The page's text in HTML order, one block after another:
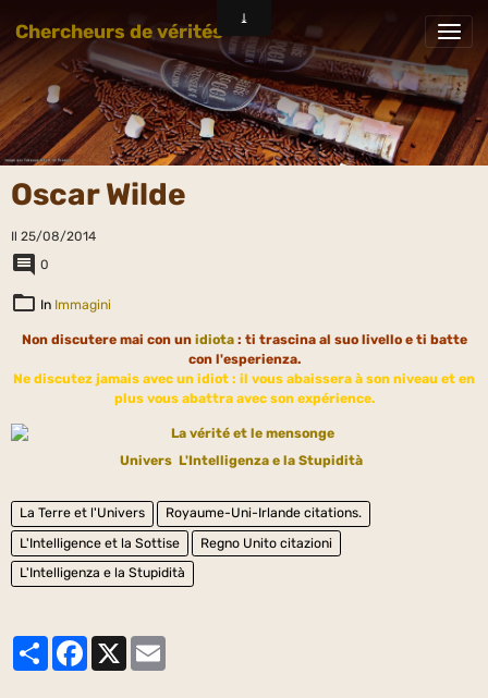
Chercheurs de vérités
Oscar Wilde
Il 25/08/2014
0
In Immagini
Non discutere mai con un idiota: ti trascina al suo livello e ti batte
con l'esperienza.
Ne discutez jamais avec un idiot : il vous abaissera à son niveau et en
plus vous abattra avec son expérience.
Univers L'Intelligenza e la Stupidità
La Terre et l'Univers
Royaume-Uni-Irlande citations.
L'Intelligence et la Sottise
Regno Unito citazioni
L'Intelligenza e la Stupidità
PartagerFacebook